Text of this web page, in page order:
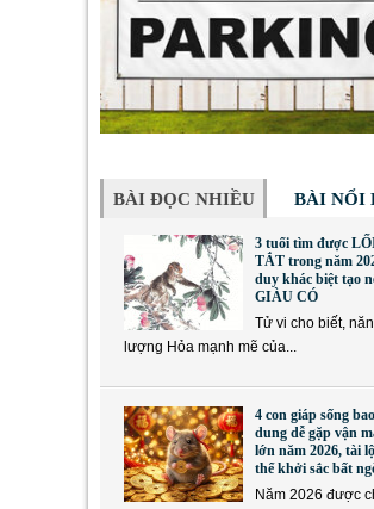
BÀI ĐỌC NHIỀU BÀI NỔI
3 tuổi tìm được
TẮT trong năm
duy khác biệt tạo
GIÀU CÓ
Tử vi cho biết,
lượng Hỏa mạnh mẽ của...
4 con giáp sống bao
dung dễ gặp vận
lớn năm 2026, tài
thể khởi sắc bất
Năm 2026 được